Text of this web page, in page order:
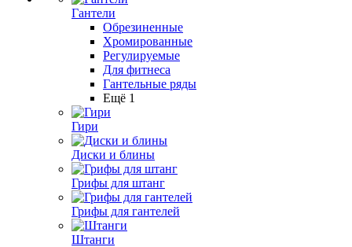
Гантели
Обрезиненные
Хромированные
Регулируемые
Для фитнеса
Гантельные ряды
Ещё 1
Гири
Диски и блины
Грифы для штанг
Грифы для гантелей
Штанги